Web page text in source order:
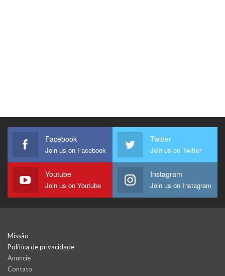
Facebook
Join us on Facebook
Twitter
Join us on Twitter
Youtube
Join us on Youtube
Instagram
Join us on Instagram
Missão
Política de privacidade
Anuncie
Contato